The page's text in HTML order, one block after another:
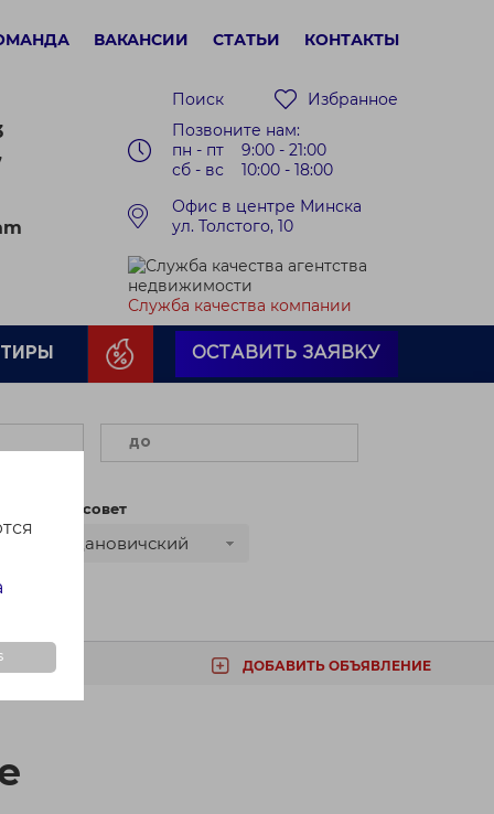
ВАКАНСИИ СТАТЬИ КОНТАКТЫ
Поиск
Избранное
Позвоните нам:
пн - пт 9:00 - 21:00
сб - вс 10:00 - 18:00
Офис в центре Минска
ул. Толстого, 10
Служба качества компании
ОСТАВИТЬ ЗАЯВКУ
Сельсовет
Ждановичский
ДОБАВИТЬ ОБЪЯВЛЕНИЕ